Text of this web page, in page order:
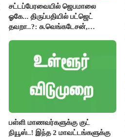
சட்டப்பேரவையில் ஜெபமாலை
ஓகே... திருப்பதியில் பட்ஜெட்
தவறா..?: சு.வெங்கடேசன்,
பள்ளி மாணவர்களுக்கு குட்
நியூஸ்..! இந்த 2 மாவட்டங்களுக்கு